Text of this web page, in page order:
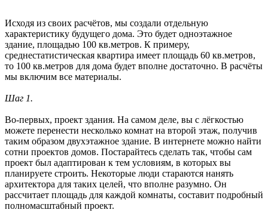
Исходя из своих расчётов, мы создали отдельную
характеристику будущего дома. Это будет одноэтажное
здание, площадью 100 кв.метров. К примеру,
среднестатистическая квартира имеет площадь 60 кв.метров,
то 100 кв.метров для дома будет вполне достаточно. В расчёты
мы включим все материалы.
Шаг 1.
Во-первых, проект здания. На самом деле, вы с лёгкостью
можете перенести несколько комнат на второй этаж, получив
таким образом двухэтажное здание. В интернете можно найти
сотни проектов домов. Постарайтесь сделать так, чтобы сам
проект был адаптирован к тем условиям, в которых вы
планируете строить. Некоторые люди стараются нанять
архитектора для таких целей, что вполне разумно. Он
рассчитает площадь для каждой комнаты, составит подробный
полномасштабный проект.